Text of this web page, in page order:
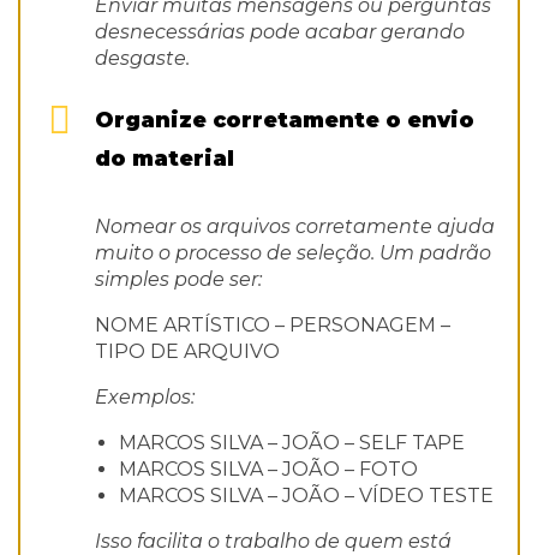
Enviar muitas mensagens ou perguntas
desnecessárias pode acabar gerando
desgaste.
Organize corretamente o envio
do material
Nomear os arquivos corretamente ajuda
muito o processo de seleção. Um padrão
simples pode ser:
NOME ARTÍSTICO – PERSONAGEM –
TIPO DE ARQUIVO
Exemplos:
MARCOS SILVA – JOÃO – SELF TAPE
MARCOS SILVA – JOÃO – FOTO
MARCOS SILVA – JOÃO – VÍDEO TESTE
Isso facilita o trabalho de quem está